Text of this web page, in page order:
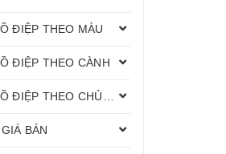
ĐIỆP THEO MÀU
ĐIỆP THEO CÀNH
LAN HỒ ĐIỆP THEO CHỦ ĐỀ
BÁN